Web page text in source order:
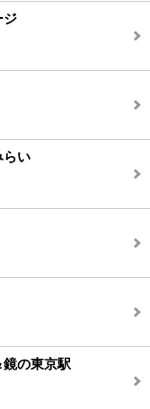
ジ
らい
の東京駅